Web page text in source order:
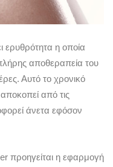
ερυθρότητα η οποία
αποθεραπεία του
Αυτό το χρονικό
από τις
άνετα εφόσον
προηγείται η εφαρμογή